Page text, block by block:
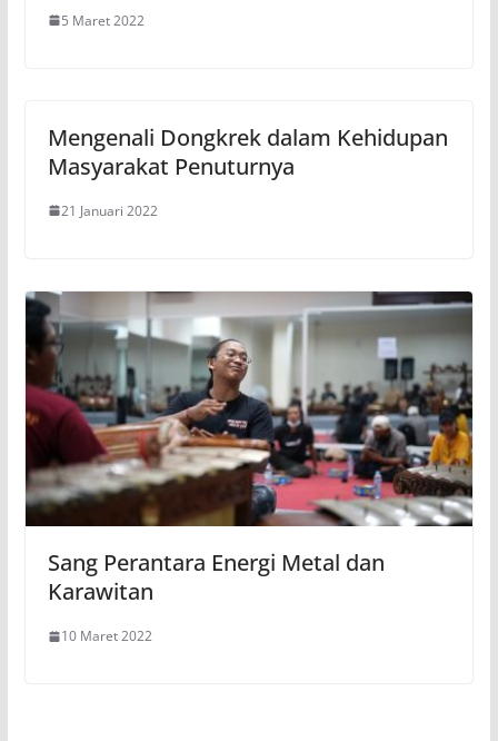
5 Maret 2022
Mengenali Dongkrek dalam Kehidupan
Masyarakat Penuturnya
21 Januari 2022
Sang Perantara Energi Metal dan
Karawitan
10 Maret 2022